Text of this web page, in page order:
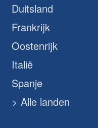
Duitsland
Frankrijk
Oostenrijk
Italië
Spanje
> Alle landen